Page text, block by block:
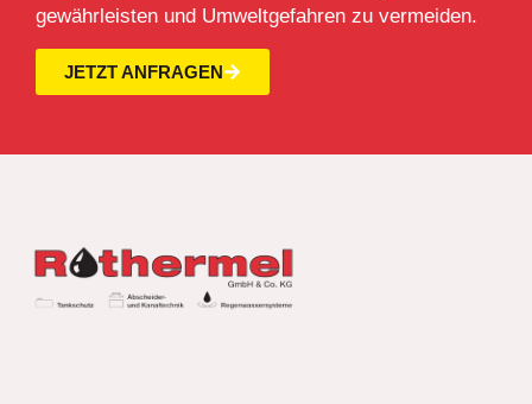
gewährleisten und Umweltgefahren zu vermeiden.
JETZT ANFRAGEN